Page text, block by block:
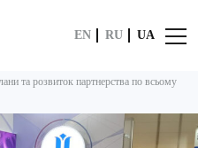
EN RU UA
та розвиток партнерства по всьому